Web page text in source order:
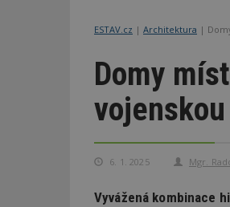
ESTAV.cz Architektura
Domy
6. 1. 2025 Mgr.
Vyvážená kombinace